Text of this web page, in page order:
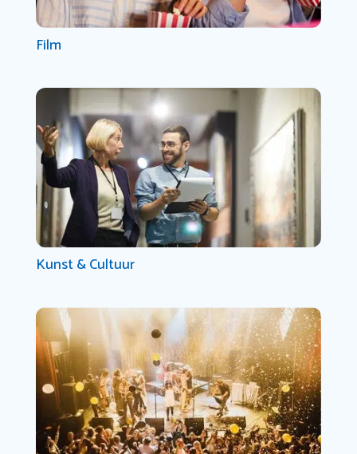
Film
Kunst & Cultuur